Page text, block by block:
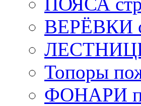
ВЕРЁВКИ
ЛЕСТНИЦЫ
Топоры
ФОНАРИ